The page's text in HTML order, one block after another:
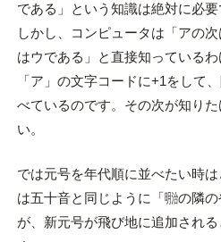
である」という知識は絶対に必要
しかし、コンピュータは「アの
はウである」と直接知っているわ
「ア」の文字コードに+1をして
べているのです。その次が知り
い。
では元号を年代順に並べたい時
は五十音と同じように「㍾の隣
が、新元号が飛び地に追加され